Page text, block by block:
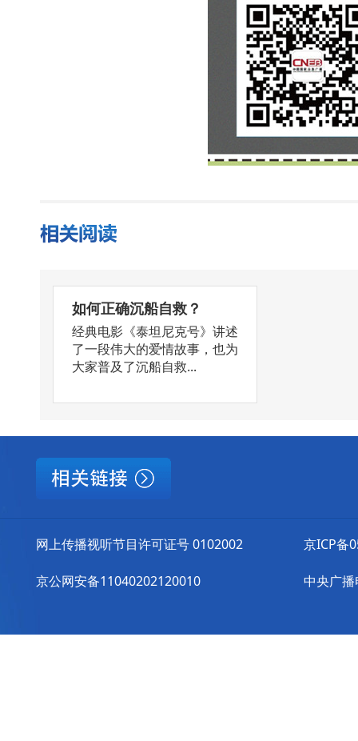
如何正确沉船自救？
经典电影《泰坦尼克号》讲述
了一段伟大的爱情故事，也为
大家普及了沉船自救...
网上传播视听节目许可证号 0102002
京公网安备11040202120010
京ICP备
中央广